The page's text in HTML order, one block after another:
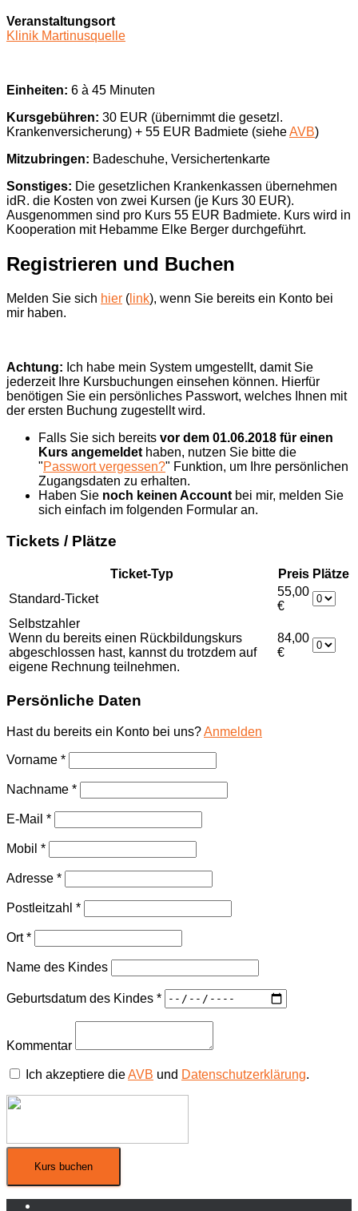
Veranstaltungsort
Klinik Martinusquelle
Einheiten: 6 à 45 Minuten
Kursgebühren: 30 EUR (übernimmt die gesetzl.
Krankenversicherung) + 55 EUR Badmiete (sieheAVB)
Mitzubringen: Badeschuhe, Versichertenkarte
Sonstiges: Die gesetzlichen Krankenkassen übernehmen
idR. die Kosten von zwei Kursen (je Kurs 30 EUR).
Ausgenommen sind pro Kurs 55 EUR Badmiete. Kurs wird in
Kooperation mit Hebamme Elke Berger durchgeführt.
Registrieren und Buchen
Melden Sie sich hier ( link), wenn Sie bereits ein Konto bei
mir haben.
Achtung: Ich habe mein System umgestellt, damit Sie
jederzeit Ihre Kursbuchungen einsehen können. Hierfür
benötigen Sie ein persönliches Passwort, welches Ihnen mit
der ersten Buchung zugestellt wird.
Falls Sie sich bereits vor dem 01.06.2018 für einen
Kurs angemeldet haben, nutzen Sie bitte die
"Passwort vergessen?" Funktion, um Ihre persönlichen
Zugangsdaten zu erhalten.
Haben Sie noch keinen Account bei mir, melden Sie
sich einfach im folgenden Formular an.
Tickets / Plätze
Ticket-Typ Preis Plätze
Standard-Ticket
55,00
€
Selbstzahler
Wenn du bereits einen Rückbildungskurs
abgeschlossen hast, kannst du trotzdem auf
eigene Rechnung teilnehmen.
84,00
€
Persönliche Daten
Hast du bereits ein Konto bei uns?Anmelden
Vorname *
Nachname *
E-Mail *
Mobil *
Adresse *
Postleitzahl *
Ort*
Name des Kindes
Geburtsdatum des Kindes *
Kommentar
Ich akzeptiere dieAVB und Datenschutzerklärung.